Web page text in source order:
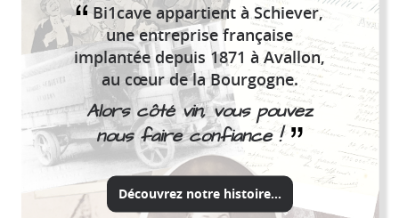
Bi1cave appartient à Schiever,
une entreprise française
implantée depuis 1871 à Avallon,
au cœur de la Bourgogne.
Alors côté vin, vous pouvez
nous faire confiance !
Découvrez notre histoire...